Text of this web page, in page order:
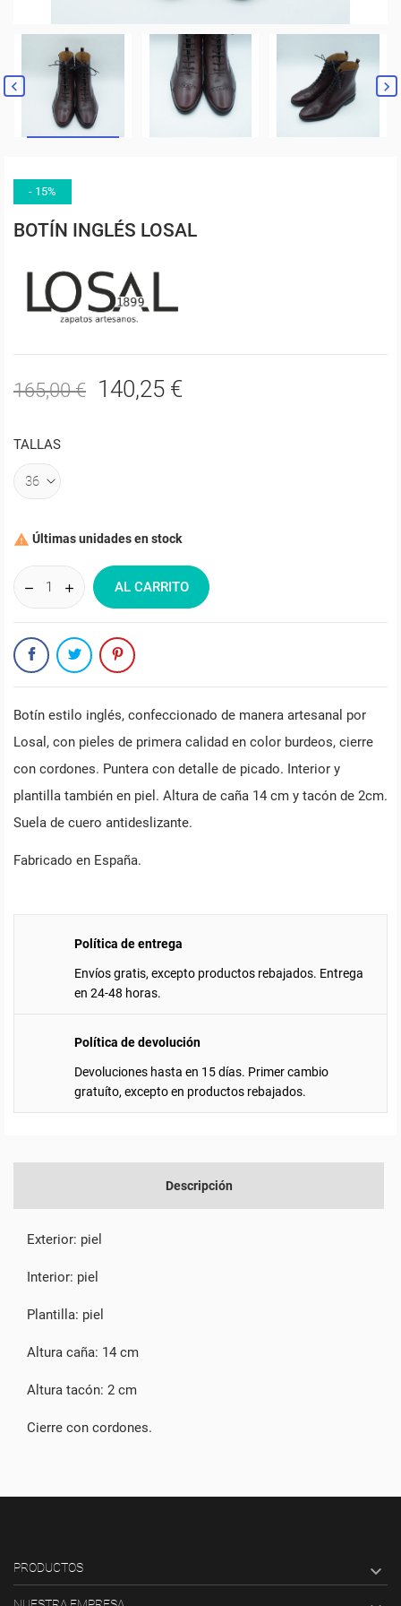
 
- 15%
BOTÍN INGLÉS LOSAL
165,00 € 140,25 €
TALLAS
 Últimas unidades en stock
AL CARRITO
Botín estilo inglés, confeccionado de manera artesanal por
Losal, con pieles de primera calidad en color burdeos, cierre
con cordones. Puntera con detalle de picado. Interior y
plantilla también en piel. Altura de caña 14 cm y tacón de 2cm.
Suela de cuero antideslizante.
Fabricado en España.
Política de entrega
Envíos gratis, excepto productos rebajados. Entrega
en 24-48 horas.
Política de devolución
Devoluciones hasta en 15 días. Primer cambio
gratuíto, excepto en productos rebajados.
Descripción
Exterior: piel
Interior: piel
Plantilla: piel
Altura caña: 14 cm
Altura tacón: 2 cm
Cierre con cordones.
PRODUCTOS 